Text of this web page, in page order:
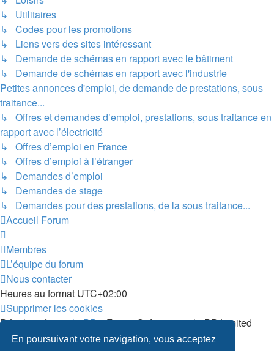
En poursuivant votre navigation, vous acceptez
↳ Utilitaires
↳ Codes pour les promotions
↳ Liens vers des sites intéressant
↳ Demande de schémas en rapport avec le bâtiment
↳ Demande de schémas en rapport avec l'industrie
Petites annonces d'emploi, de demande de prestations, sous
traitance...
↳ Offres et demandes d’emploi, prestations, sous traitance en
rapport avec l’électricité
↳ Offres d’emploi en France
↳ Offres d’emploi à l’étranger
↳ Demandes d’emploi
↳ Demandes de stage
↳ Demandes pour des prestations, de la sous traitance...
Accueil Forum
Membres
L’équipe du forum
Nous contacter
Heures au format UTC+02:00
Supprimer les cookies
Développé parphpBB® Forum Software © phpBB Limited
Traduit parphpBB-fr.com